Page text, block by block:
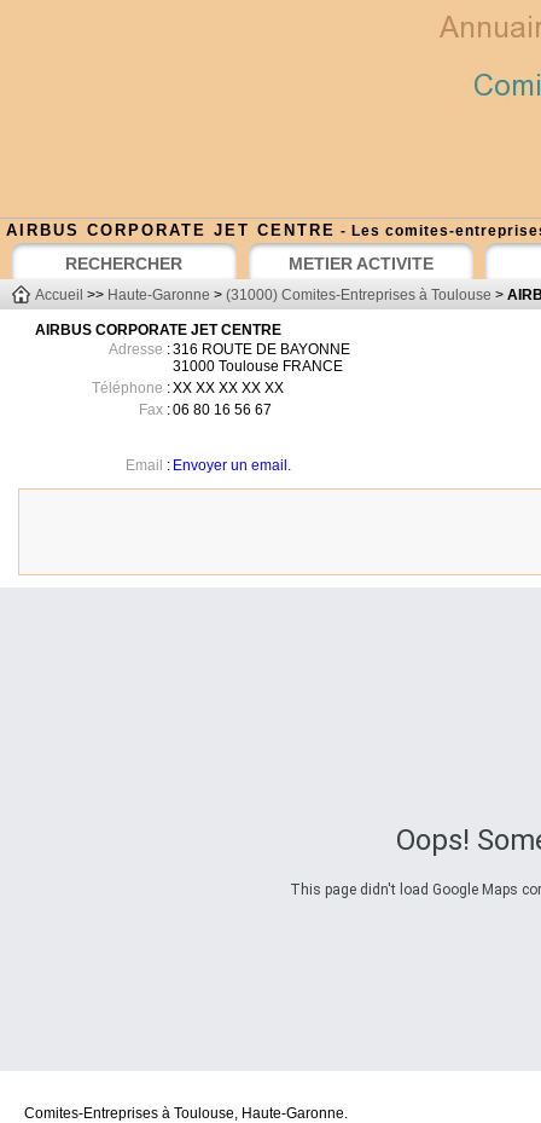
AIRBUS CORPORATE JET CENTRE - Les comites-
RECHERCHER METIER ACTIVITE
Accueil >> Haute-Garonne > (31000) Comites-Entreprises à Toulouse >
AIRBUS CORPORATE JET CENTRE
Adresse :316 ROUTE DE BAYONNE
31000 Toulouse FRANCE
Téléphone :XX XX XX XX XX
Fax :06 80 16 56 67
Email : Envoyer un email.
Oops!
This page didn't load Google Maps
Comites-Entreprises à Toulouse, Haute-Garonne.